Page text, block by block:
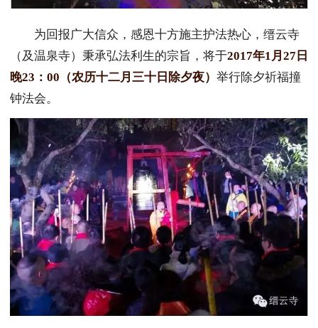
为回报广大信众，感恩十方施主护法热心，缙云寺
（及温泉寺）秉承弘法利生的宗旨，将于2017年1月27日
晚23：00（农历十二月三十日除夕夜） 举行除夕祈福撞
钟法会。